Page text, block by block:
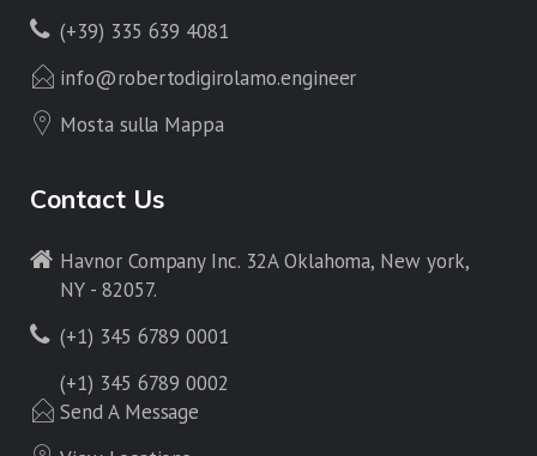
(+39) 335 639 4081
info@robertodigirolamo.engineer
Mosta sulla Mappa
Contact Us
Havnor Company Inc. 32A Oklahoma, New york,
NY - 82057.
(+1) 345 6789 0001
(+1) 345 6789 0002
Send A Message